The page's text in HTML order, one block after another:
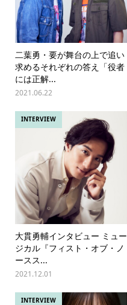
二葉勇・要が舞台の上で追い
求めるそれぞれの答え「役者
には正解...
2021.06.22
INTERVIEW
大貫勇輔インタビュー ミュー
ジカル『フィスト・オブ・ノ
ースス...
2021.12.01
INTERVIEW